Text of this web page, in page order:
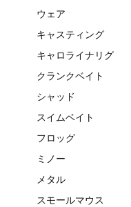
ウェア
キャスティング
キャロライナリグ
クランクベイト
シャッド
スイムベイト
フロッグ
ミノー
メタル
スモールマウス